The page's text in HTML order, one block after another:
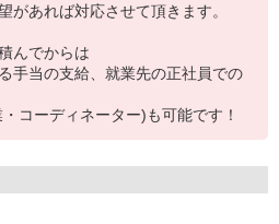
があれば対応させて頂きます。
んでからは
手当の支給、就業先の正社員での
コーディネーター)も可能です！